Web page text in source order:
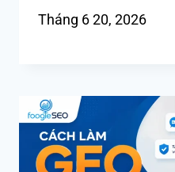
Tháng 6 20, 2026